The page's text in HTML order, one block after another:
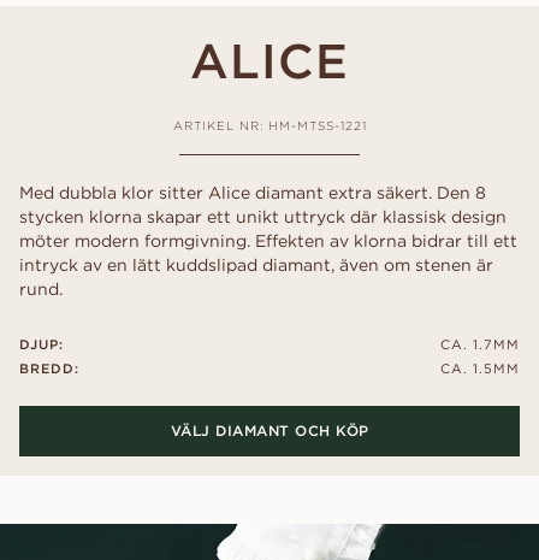
ALICE
ARTIKEL NR: HM-MTSS-1221
Med dubbla klor sitter Alice diamant extra säkert. Den 8
stycken klorna skapar ett unikt uttryck där klassisk design
möter modern formgivning. Effekten av klorna bidrar till ett
intryck av en lätt kuddslipad diamant, även om stenen är
rund.
DJUP:
BREDD:
CA. 1.7MM
CA. 1.5MM
VÄLJ DIAMANT OCH KÖP